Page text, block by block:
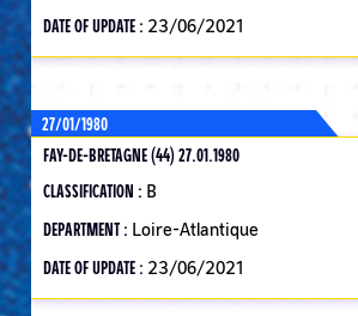
DATE OF UPDATE : 23/06/2021
27/01/1980
FAY-DE-BRETAGNE (44) 27.01.1980
CLASSIFICATION : B
DEPARTMENT : Loire-Atlantique
DATE OF UPDATE : 23/06/2021